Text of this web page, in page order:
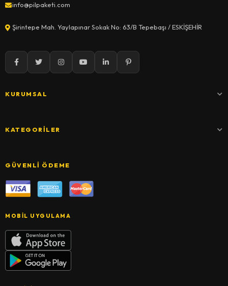
info@pilpaketi.com
Şirintepe Mah. Yaylapınar Sokak No: 63/B Tepebaşı / ESKİŞEHİR
KURUMSAL
KATEGORILER
GÜVENLI ÖDEME
MOBIL UYGULAMA